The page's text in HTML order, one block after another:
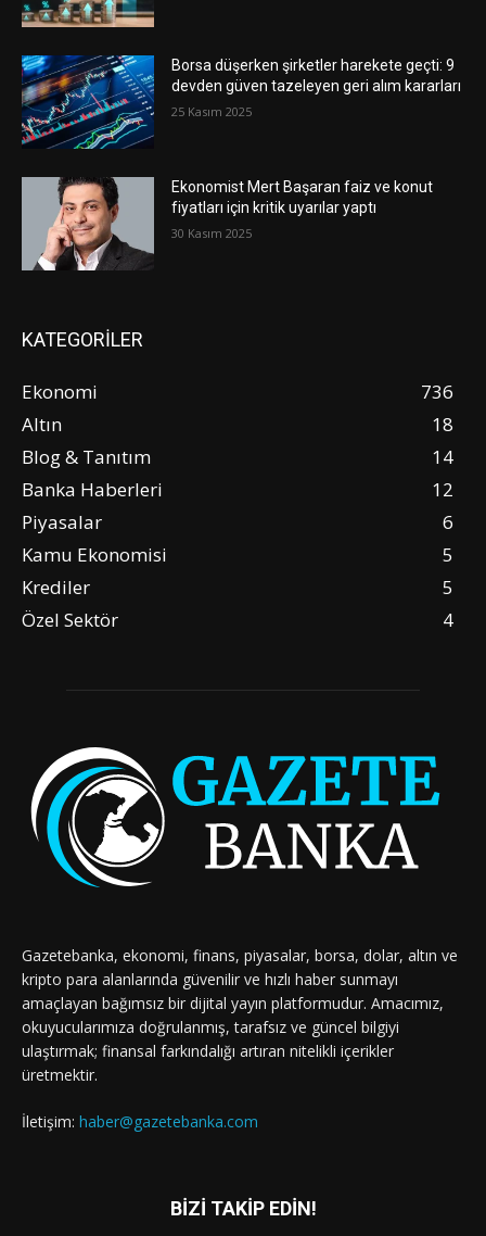
Borsa düşerken şirketler harekete geçti: 9
devden güven tazeleyen geri alım kararları
25 Kasım 2025
Ekonomist Mert Başaran faiz ve konut
fiyatları için kritik uyarılar yaptı
30 Kasım 2025
KATEGORİLER
Ekonomi
736
Altın
18
Blog & Tanıtım
14
Banka Haberleri
12
Piyasalar
6
Kamu Ekonomisi
5
Krediler
5
Özel Sektör
4
Gazetebanka, ekonomi, finans, piyasalar, borsa, dolar, altın ve
kripto para alanlarında güvenilir ve hızlı haber sunmayı
amaçlayan bağımsız bir dijital yayın platformudur. Amacımız,
okuyucularımıza doğrulanmış, tarafsız ve güncel bilgiyi
ulaştırmak; finansal farkındalığı artıran nitelikli içerikler
üretmektir.
İletişim: haber@gazetebanka.com
BİZİ TAKİP EDİN!